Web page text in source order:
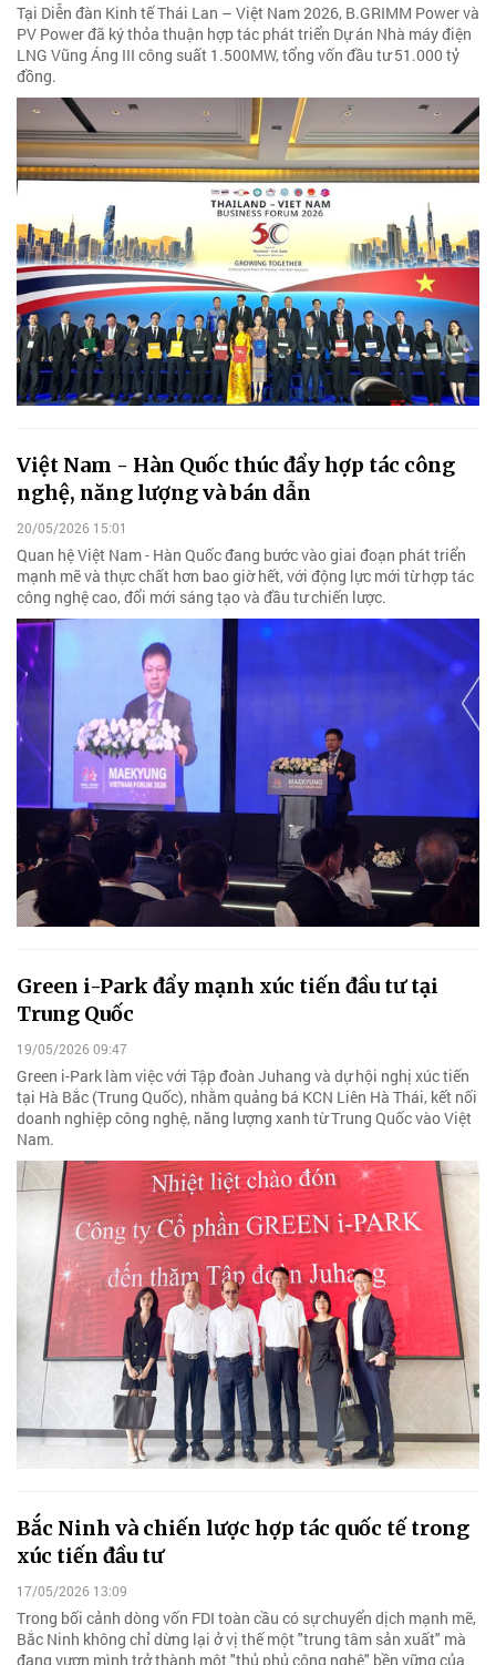
Tại Diễn đàn Kinh tế Thái Lan – Việt Nam 2026, B.GRIMM Power và
PV Power đã ký thỏa thuận hợp tác phát triển Dự án Nhà máy điện
LNG Vũng Áng III công suất 1.500MW, tổng vốn đầu tư 51.000 tỷ
đồng.
Việt Nam - Hàn Quốc thúc đẩy hợp tác công
nghệ, năng lượng và bán dẫn
20/05/2026 15:01
Quan hệ Việt Nam - Hàn Quốc đang bước vào giai đoạn phát triển
mạnh mẽ và thực chất hơn bao giờ hết, với động lực mới từ hợp tác
công nghệ cao, đổi mới sáng tạo và đầu tư chiến lược.
Green i-Park đẩy mạnh xúc tiến đầu tư tại
Trung Quốc
19/05/2026 09:47
Green i-Park làm việc với Tập đoàn Juhang và dự hội nghị xúc tiến
tại Hà Bắc (Trung Quốc), nhằm quảng bá KCN Liên Hà Thái, kết nối
doanh nghiệp công nghệ, năng lượng xanh từ Trung Quốc vào Việt
Nam.
Bắc Ninh và chiến lược hợp tác quốc tế trong
xúc tiến đầu tư
17/05/2026 13:09
Trong bối cảnh dòng vốn FDI toàn cầu có sự chuyển dịch mạnh mẽ,
Bắc Ninh không chỉ dừng lại ở vị thế một "trung tâm sản xuất" mà
đang vươn mình trở thành một "thủ phủ công nghệ" bền vững của